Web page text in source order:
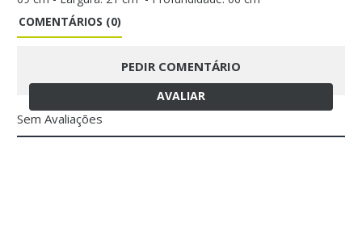
COMENTÁRIOS (0)
PEDIR COMENTÁRIO
AVALIAR
Sem Avaliações